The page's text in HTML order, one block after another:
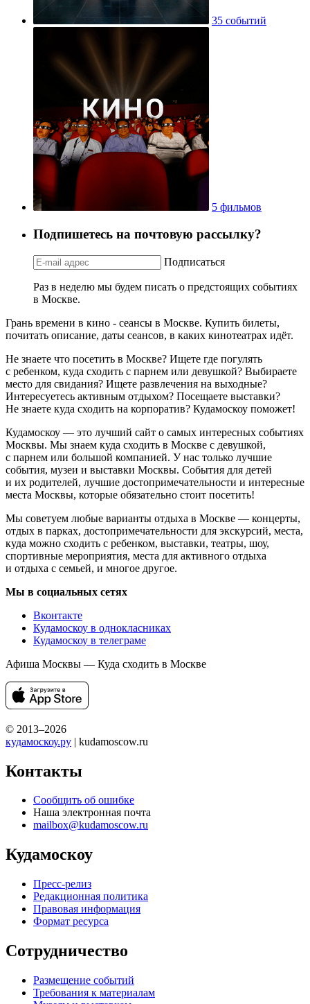
35 событий
5 фильмов
Подпишетесь на почтовую рассылку?
Подписаться
Раз в неделю мы будем писать о предстоящих событиях
в Москве.
Грань времени в кино - сеансы в Москве. Купить билеты,
почитать описание, даты сеансов, в каких кинотеатрах идёт.
Не знаете что посетить в Москве? Ищете где погулять
с ребенком, куда сходить с парнем или девушкой? Выбираете
место для свидания? Ищете развлечения на выходные?
Интересуетесь активным отдыхом? Посещаете выставки?
Не знаете куда сходить на корпоратив? Кудамоскоу поможет!
Кудамоскоу — это лучший сайт о самых интересных событиях
Москвы. Мы знаем куда сходить в Москве с девушкой,
с парнем или большой компанией. У нас только лучшие
события, музеи и выставки Москвы. События для детей
и их родителей, лучшие достопримечательности и интересные
места Москвы, которые обязательно стоит посетить!
Мы советуем любые варианты отдыха в Москве — концерты,
отдых в парках, достопримечательности для экскурсий, места,
куда можно сходить с ребенком, выставки, театры, шоу,
спортивные мероприятия, места для активного отдыха
и отдыха с семьей, и многое другое.
Мы в социальных сетях
Вконтакте
Кудамоскоу в однокласниках
Кудамоскоу в телеграме
Афиша Москвы — Куда сходить в Москве
© 2013–2026
кудамоскоу.ру | kudamoscow.ru
Контакты
Сообщить об ошибке
Наша электронная почта
mailbox@kudamoscow.ru
Кудамоскоу
Пресс-релиз
Редакционная политика
Правовая информация
Формат ресурса
Сотрудничество
Размещение событий
Требования к материалам